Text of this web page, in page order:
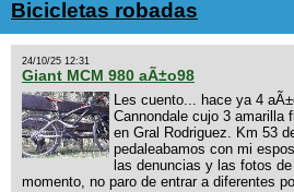
Bicicletas robadas
24/10/25 12:31
Giant MCM 980 aÃ±o98
Les cuento... hace ya 4
Cannondale cujo 3 amarilla
en Gral Rodriguez. Km 53
pedaleabamos con mi
las denuncias y las fotos
momento, no paro de entrar a diferentes